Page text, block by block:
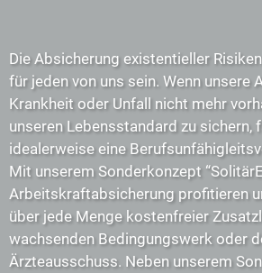
Die Absicherung existentieller
für jeden von uns sein. Wenn unsere
Krankheit oder Unfall nicht mehr
unseren Lebensstandard zu sichern,
idealerweise eine
Mit unserem Sonderkonzept
Arbeitskraftabsicherung profitieren
über jede Menge kostenfreier
wachsenden Bedingungswerk oder
Ärzteausschuss. Neben unserem